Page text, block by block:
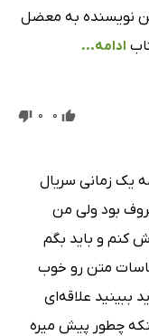
نویسنده به معضل
ادامه...
0
0
یک زمانی سریال
بود ولی من
کنم و باید بگم
متن رو خوب
ببینید علاقه‌ای
چطور پیش میره